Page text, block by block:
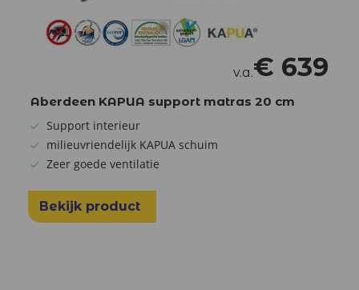
v.a.€ 639
Aberdeen KAPUA support matras 20 cm
Support interieur
milieuvriendelijk KAPUA schuim
Zeer goede ventilatie
Bekijk product